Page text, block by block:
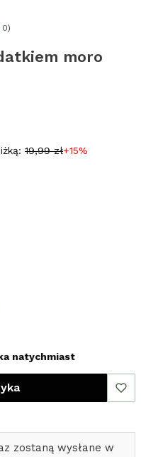
0)
moro
19,99 zł+15%
natychmiast
zostaną wysłane w